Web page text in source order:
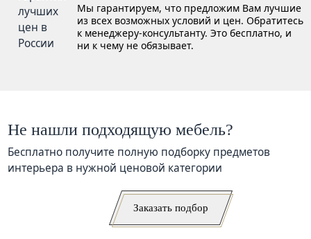
Мы гарантируем, что предложим Вам лучшие
из всех возможных условий и цен. Обратитесь
к менеджеру-консультанту. Это бесплатно, и
ни к чему не обязывает.
Не нашли подходящую мебель?
Бесплатно получите полную подборку предметов
интерьера в нужной ценовой категории
Заказать подбор